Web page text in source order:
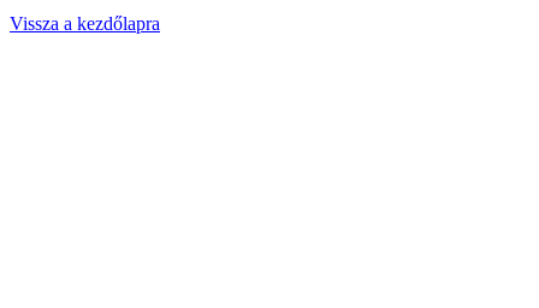
Vissza a kezdőlapra